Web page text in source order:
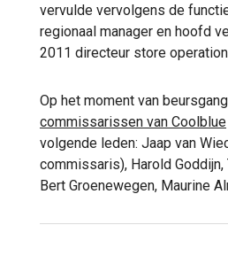
vervulde vervolgens de
regionaal manager en hoofd
2011 directeur store
Op het moment van
commissarissen van Coolblue
volgende leden: Jaap van
commissaris), Harold
Bert Groenewegen, Maurine